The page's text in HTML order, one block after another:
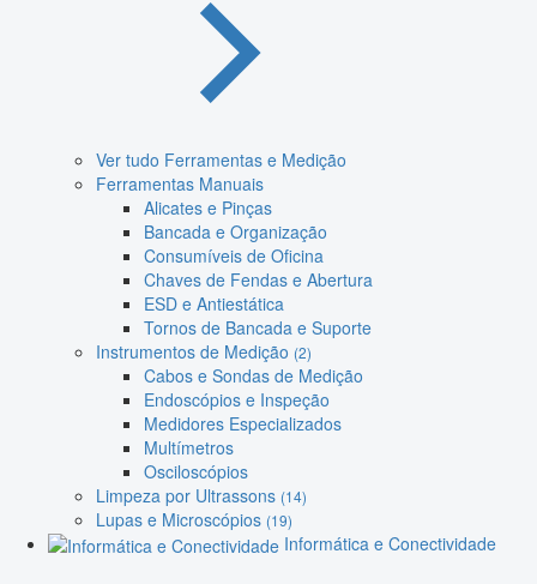
Ver tudo Ferramentas e Medição
Ferramentas Manuais
Alicates e Pinças
Bancada e Organização
Consumíveis de Oficina
Chaves de Fendas e Abertura
ESD e Antiestática
Tornos de Bancada e Suporte
Instrumentos de Medição (2)
Cabos e Sondas de Medição
Endoscópios e Inspeção
Medidores Especializados
Multímetros
Osciloscópios
Limpeza por Ultrassons (14)
Lupas e Microscópios (19)
Informática e Conectividade